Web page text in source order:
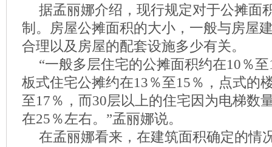
据孟丽娜介绍，现行规定对于公摊面
制。房屋公摊面积的大小，一般与房屋
合理以及房屋的配套设施多少有关。
“一般多层住宅的公摊面积约在10％
板式住宅公摊约在13％至15％，点式的
至17％，而30层以上的住宅因为电梯数
在25％左右。”孟丽娜说。
在孟丽娜看来，在建筑面积确定的情